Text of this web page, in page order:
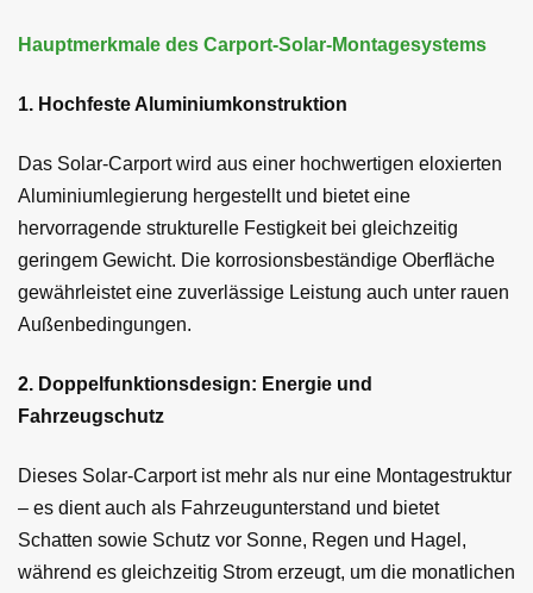
Hauptmerkmale des Carport-Solar-Montagesystems
1. Hochfeste Aluminiumkonstruktion
Das Solar-Carport wird aus einer hochwertigen eloxierten
Aluminiumlegierung hergestellt und bietet eine
hervorragende strukturelle Festigkeit bei gleichzeitig
geringem Gewicht. Die korrosionsbeständige Oberfläche
gewährleistet eine zuverlässige Leistung auch unter rauen
Außenbedingungen.
2. Doppelfunktionsdesign: Energie und
Fahrzeugschutz
Dieses Solar-Carport ist mehr als nur eine Montagestruktur
– es dient auch als Fahrzeugunterstand und bietet
Schatten sowie Schutz vor Sonne, Regen und Hagel,
während es gleichzeitig Strom erzeugt, um die monatlichen